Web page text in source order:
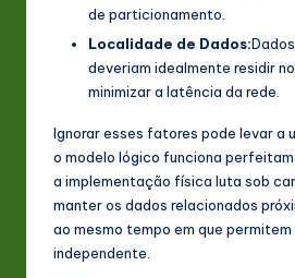
de particionamento.
Localidade de Dados:
deveriam idealmente residir
minimizar a latência da rede.
Ignorar esses fatores pode levar a
o modelo lógico funciona
a implementação física luta sob
manter os dados relacionados
ao mesmo tempo em que
independente.